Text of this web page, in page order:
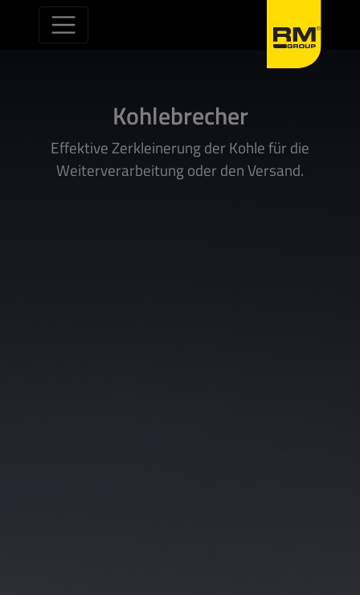
Zum Inhalt springen
Kohlebrecher
Effektive Zerkleinerung der Kohle für die
Weiterverarbeitung oder den Versand.